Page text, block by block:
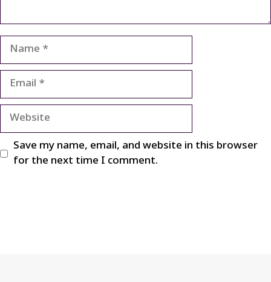
Name
Email
Website
Save my name, email, and website in this browser
for the next time I comment.